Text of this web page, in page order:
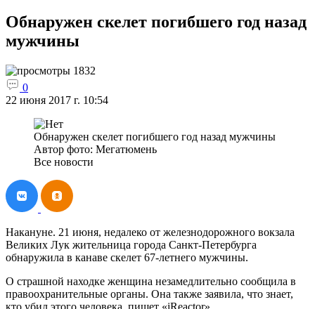
Обнаружен скелет погибшего год назад
мужчины
1832
0
22 июня 2017 г. 10:54
Обнаружен скелет погибшего год назад мужчины
Автор фото: Мегатюмень
Все новости
Накануне. 21 июня, недалеко от железнодорожного вокзала
Великих Лук жительница города Санкт-Петербурга
обнаружила в канаве скелет 67-летнего мужчины.
О страшной находке женщина незамедлительно сообщила в
правоохранительные органы. Она также заявила, что знает,
кто убил этого человека, пишет «iReactor».